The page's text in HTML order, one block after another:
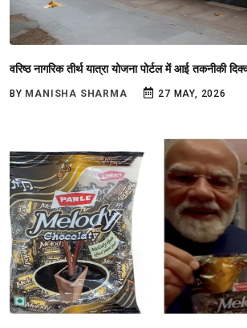
वरिष्ठ नागरिक तीर्थ यात्रा योजना पोर्टल में आई तकनीकी
BY MANISHA SHARMA 27 MAY, 2026